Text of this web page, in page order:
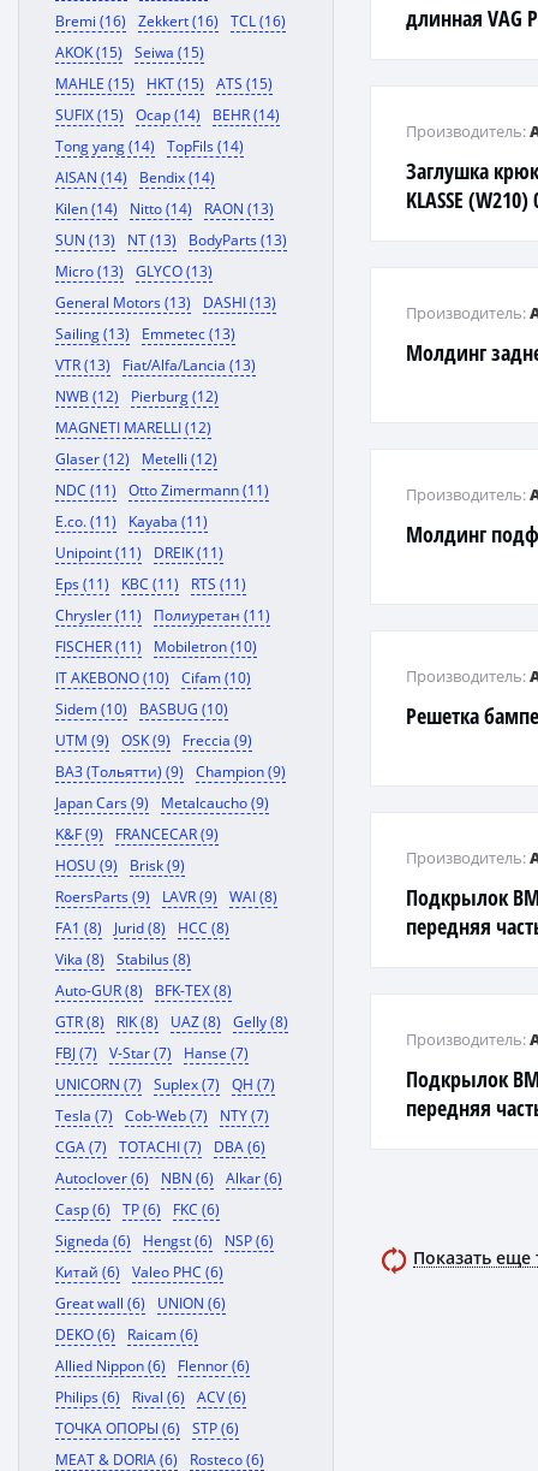
Bremi (16) Zekkert (16)
TCL (16)
AKOK (15)
Seiwa (15)
MAHLE (15)
HKT (15)
ATS (15)
SUFIX (15)
Ocap (14)
BEHR (14)
Tong yang (14)
TopFils (14)
AISAN (14)
Bendix (14)
Kilen (14)
Nitto (14)
RAON (13)
SUN (13)
NT (13)
BodyParts (13)
Micro (13)
GLYCO (13)
General Motors (13)
DASHI (13)
Sailing (13)
Emmetec (13)
VTR (13)
Fiat/Alfa/Lancia (13)
NWB (12)
Pierburg (12)
MAGNETI MARELLI (12)
Glaser (12)
Metelli (12)
NDC (11)
Otto Zimermann (11)
E.co. (11)
Kayaba (11)
Unipoint (11)
DREIK (11)
Eps (11)
KBC (11)
RTS (11)
Chrysler (11)
Полиуретан (11)
FISCHER (11)
Mobiletron (10)
IT AKEBONO (10)
Cifam (10)
Sidem (10)
BASBUG (10)
UTM (9)
OSK (9)
Freccia (9)
ВАЗ (Тольятти) (9)
Champion (9)
Japan Cars (9)
Metalcaucho (9)
K&F (9)
FRANCECAR (9)
HOSU (9)
Brisk (9)
RoersParts (9)
LAVR (9)
WAI (8)
FA1 (8)
Jurid (8)
HCC (8)
Vika (8)
Stabilus (8)
Auto-GUR (8)
BFK-TEX (8)
GTR (8)
RIK (8) UAZ (8)
Gelly (8)
FBJ (7)
V-Star (7)
Hanse (7)
UNICORN (7)
Suplex (7)
QH (7)
Tesla (7)
Cob-Web (7)
NTY (7)
CGA (7)
TOTACHI (7)
DBA (6)
Autoclover (6)
NBN (6)
Alkar (6)
Casp (6)
TP (6)
FKC (6)
Signeda (6)
Hengst (6)
NSP (6)
Китай (6)
Valeo PHC (6)
Great wall (6)
UNION (6)
DEKO (6)
Raicam (6)
Allied Nippon (6)
Flennor (6)
Philips (6)
Rival (6)
ACV (6)
ТОЧКА ОПОРЫ (6)
STP (6)
MEAT & DORIA (6)
Rosteco (6)
длинная VAG
Заглушка
KLASSE
Производитель:
Молдинг
Производитель:
Молдинг
Производитель:
Решетка
Производитель:
Подкрылок
передняя
Производитель:
Подкрылок
передняя
Производитель:
Показать еще